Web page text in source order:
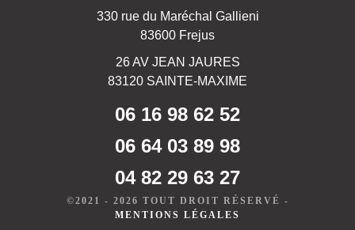
330 rue du Maréchal Gallieni
83600 Frejus
26 AV JEAN JAURES
83120 SAINTE-MAXIME
06 16 98 62 52
06 64 03 89 98
04 82 29 63 27
©2021 - 2026 TOUT DROIT RÉSERVÉ -
MENTIONS LÉGALES